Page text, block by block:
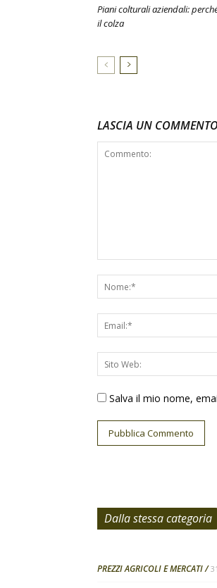
Piani colturali aziendali:
il colza
LASCIA UN COMMENTO
Salva il mio nome,
Dalla stessa categoria
PREZZI AGRICOLI E MERCATI